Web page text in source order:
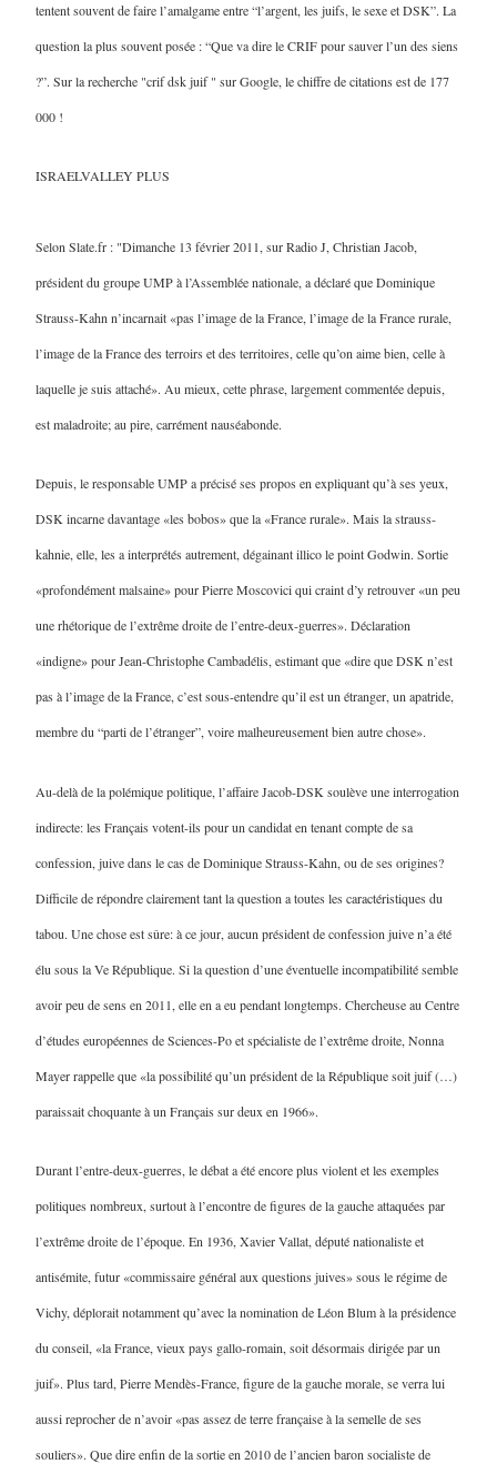
tentent souvent de faire l’amalgame entre “l’argent, les juifs, le sexe et DSK”. La
question la plus souvent posée : “Que va dire le CRIF pour sauver l’un des siens
?”. Sur la recherche "crif dsk juif " sur Google, le chiffre de citations est de 177
000 !
ISRAELVALLEY PLUS
Selon Slate.fr : "Dimanche 13 février 2011, sur Radio J, Christian Jacob,
président du groupe UMP à l’Assemblée nationale, a déclaré que Dominique
Strauss-Kahn n’incarnait «pas l’image de la France, l’image de la France rurale,
l’image de la France des terroirs et des territoires, celle qu’on aime bien, celle à
laquelle je suis attaché». Au mieux, cette phrase, largement commentée depuis,
est maladroite; au pire, carrément nauséabonde.
Depuis, le responsable UMP a précisé ses propos en expliquant qu’à ses yeux,
DSK incarne davantage «les bobos» que la «France rurale». Mais la strauss-
kahnie, elle, les a interprétés autrement, dégainant illico le point Godwin. Sortie
«profondément malsaine» pour Pierre Moscovici qui craint d’y retrouver «un peu
une rhétorique de l’extrême droite de l’entre-deux-guerres». Déclaration
«indigne» pour Jean-Christophe Cambadélis, estimant que «dire que DSK n’est
pas à l’image de la France, c’est sous-entendre qu’il est un étranger, un apatride,
membre du “parti de l’étranger”, voire malheureusement bien autre chose».
Au-delà de la polémique politique, l’affaire Jacob-DSK soulève une interrogation
indirecte: les Français votent-ils pour un candidat en tenant compte de sa
confession, juive dans le cas de Dominique Strauss-Kahn, ou de ses origines?
Difficile de répondre clairement tant la question a toutes les caractéristiques du
tabou. Une chose est sûre: à ce jour, aucun président de confession juive n’a été
élu sous la Ve République. Si la question d’une éventuelle incompatibilité semble
avoir peu de sens en 2011, elle en a eu pendant longtemps. Chercheuse au Centre
d’études européennes de Sciences-Po et spécialiste de l’extrême droite, Nonna
Mayer rappelle que «la possibilité qu’un président de la République soit juif (…)
paraissait choquante à un Français sur deux en 1966».
Durant l’entre-deux-guerres, le débat a été encore plus violent et les exemples
politiques nombreux, surtout à l’encontre de figures de la gauche attaquées par
l’extrême droite de l’époque. En 1936, Xavier Vallat, député nationaliste et
antisémite, futur «commissaire général aux questions juives» sous le régime de
Vichy, déplorait notamment qu’avec la nomination de Léon Blum à la présidence
du conseil, «la France, vieux pays gallo-romain, soit désormais dirigée par un
juif». Plus tard, Pierre Mendès-France, figure de la gauche morale, se verra lui
aussi reprocher de n’avoir «pas assez de terre française à la semelle de ses
souliers». Que dire enfin de la sortie en 2010 de l’ancien baron socialiste de